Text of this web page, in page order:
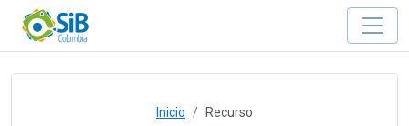
Inicio Recurso